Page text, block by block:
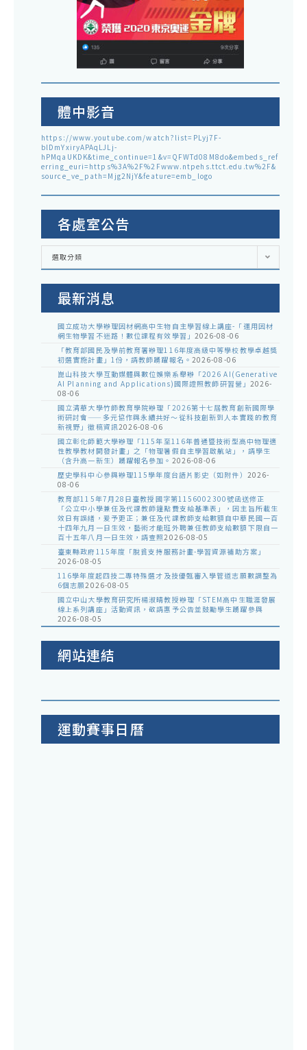
體中影音
https://www.youtube.com/watch?list=PLyj7F-
blDmYxiryAPAqLJLj-
hPMqaUKDK&time_continue=1&v=QFWTd08M8do&embeds_ref
erring_euri=https%3A%2F%2Fwww.ntpehs.ttct.edu.tw%2F&
source_ve_path=Mjg2NjY&feature=emb_logo
各處室公告
各
室
選取分類
最新消息
國立成功大學辦理因材網高中生物自主學習線上講座-「運用因材
網生物學習不迷路！數位課程有效學習」 2026-08-06
「教育部國民及學前教育署辦理116年度高級中等學校教學卓越獎
初選實施計畫」1份，請教師踴躍報名。 2026-08-06
崑山科技大學互動媒體與數位娛樂系舉辦「2026 AI(Generative
AI Planning and Applications)國際證照教師研習營」 2026-
08-06
國立清華大學竹師教育學院辦理「2026第十七屆教育創新國際學
術研討會——多元協作與永續共好～從科技創新到人本實踐的教育
新視野」徵稿資訊2026-08-06
國立彰化師範大學辦理「115年至116年普通暨技術型高中物理適
性教學教材開發計畫」之「物理暑假自主學習啟航站」，請學生
（含升高一新生）踴躍報名參加。 2026-08-06
歷史學科中心參與辦理115學年度台語片影史（如附件） 2026-
08-06
教育部115年7月28日臺教授國字第1156002300號函送修正
「公立中小學兼任及代課教師鐘點費支給基準表」，因主旨所載生
效日有誤繕，爰予更正；兼任及代課教師支給數額自中華民國一百
十四年九月一日生效，藝術才能班外聘兼任教師支給數額下限自一
百十五年八月一日生效，請查照2026-08-05
臺東縣政府115年度「脫貧支持服務計畫-學習資源補助方案」
2026-08-05
116學年度起四技二專特殊選才及技優甄審入學管道志願數調整為
6個志願2026-08-05
國立中山大學教育研究所楊淑晴教授辦理「STEM高中生職涯發展
線上系列講座」活動資訊，敬請惠予公告並鼓勵學生踴躍參與
2026-08-05
網站連結
運動賽事日曆